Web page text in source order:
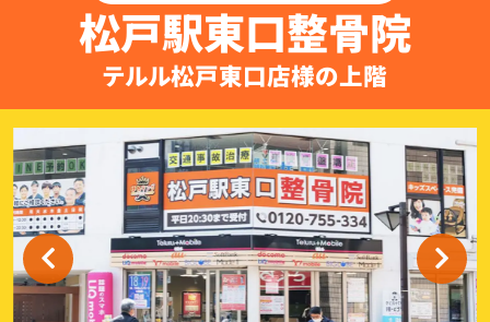
松戸駅東口整骨院
テルル松戸東口店様の上階